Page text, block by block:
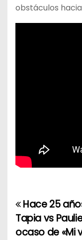
obstáculos
N
a
Hace 25
Tapia vs
ocaso de «Mi